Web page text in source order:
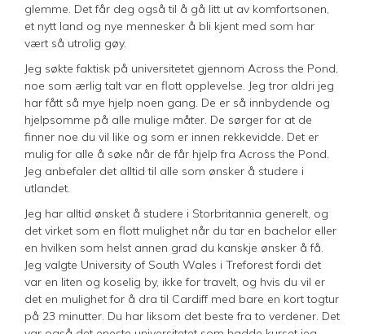
glemme. Det får deg også til å gå litt ut av komfortsonen,
et nytt land og nye mennesker å bli kjent med som har
vært så utrolig gøy.
Jeg søkte faktisk på universitetet gjennom Across the Pond,
noe som ærlig talt var en flott opplevelse. Jeg tror aldri jeg
har fått så mye hjelp noen gang. De er så innbydende og
hjelpsomme på alle mulige måter. De sørger for at de
finner noe du vil like og som er innen rekkevidde. Det er
mulig for alle å søke når de får hjelp fra Across the Pond.
Jeg anbefaler det alltid til alle som ønsker å studere i
utlandet.
Jeg har alltid ønsket å studere i Storbritannia generelt, og
det virket som en flott mulighet når du tar en bachelor eller
en hvilken som helst annen grad du kanskje ønsker å få.
Jeg valgte University of South Wales i Treforest fordi det
var en liten og koselig by, ikke for travelt, og hvis du vil er
det en mulighet for å dra til Cardiff med bare en kort togtur
på 23 minutter. Du har liksom det beste fra to verdener. Det